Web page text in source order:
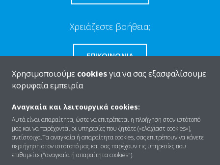
Χρειάζεστε βοήθεια;
ΕΠΙΚΟΙΝΩΝΊΑ
Ποιοι είμαστε
Λύσεις
Χρησιμοποιούμε cookiesγια να σας εξασφαλίσουμε
κορυφαία εμπειρία
Αναγκαία και λειτουργικά cookies:
Αυτά είναι απαραίτητα, ώστε να επιτρέπεται η πλοήγηση στον ιστότοπό
μας και να παρέχονται οι υπηρεσίες που ζητάτε («ελάχιαστ cookies»),
αντίστοιχα.Τα αναγκαία ή απαραίτητα cookies, σας επιτρέπουν να κάνετε
περιήγηση στον ιστότοπό μας και σας παρέχουν τις υπηρεσίες που
επιθυμείτε ("αναγκαία ή απαραίτητα cookies").